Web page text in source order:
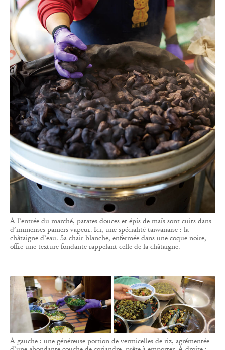
À l’entrée du marché, patates douces et épis de maïs sont cuits dans
d’immenses paniers vapeur. Ici, une spécialité taïwanaise : la
châtaigne d’eau. Sa chair blanche, enfermée dans une coque noire,
offre une texture fondante rappelant celle de la châtaigne.
À gauche : une généreuse portion de vermicelles de riz, agrémentée